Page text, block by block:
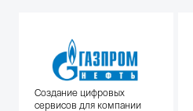
Создание цифровых
сервисов для компании